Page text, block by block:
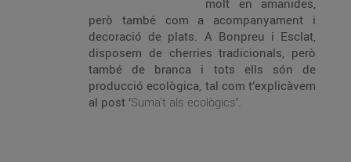
molt en amanides,
però també com a acompanyament i
decoració de plats. A Bonpreu i Esclat,
disposem de cherries tradicionals, però
també de branca i tots ells són de
producció ecològica, tal com t’explicàvem
al post ‘Suma’t als ecològics’.